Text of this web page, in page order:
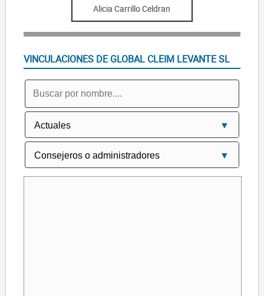
Alicia Carrillo Celdran
VINCULACIONES DE GLOBAL CLEIM LEVANTE SL